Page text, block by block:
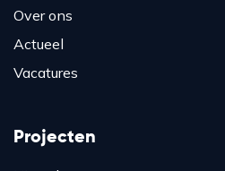
Over ons
Actueel
Vacatures
Projecten